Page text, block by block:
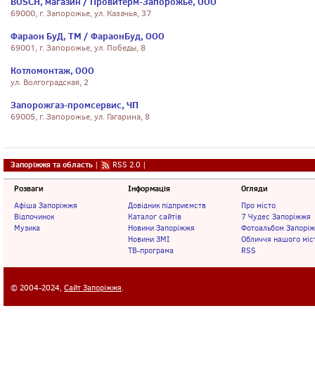
69000, г. Запорожье, ул. Казачья, 37
Фараон БуД, ТМ / ФараонБуд, ООО
69001, г. Запорожье, ул. Победы, 8
Котломонтаж, ООО
ул. Волгоградская, 2
Запорожгаз-промсервис, ЧП
69005, г. Запорожье, ул. Гагарина, 8
Запоріжжя та область | RSS 2.0 |
Розваги
Афіша Запоріжжя
Відпочинок
Музика
Інформація
Довідник підприємств
Каталог сайтів
Новини Запоріжжя
Новини ЗМІ
ТВ-програма
Огляди
Про місто
7 Чудес Запоріжжя
Фотоальбом
Обличчя нашого
RSS
© 2004-2024, Сайт Запоріжжя.